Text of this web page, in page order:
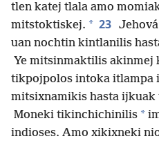
tlen katej tlala amo
mitstoktiskej. * 23
uan nochtin kintlanilis
Ye mitsinmaktilis akinmej
tikpojpolos intoka itlampa
mitsixnamikis hasta
Moneki tikinchichinilis *
indioses. Amo xikixneki